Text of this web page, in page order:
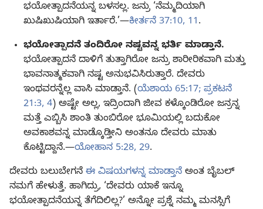
ಭಯೋತ್ಪಾದನೆಯನ್ನ ಬಳಸಲ್ಲ. ಜನ್ರು ‘ನೆಮ್ಮದಿಯಾಗಿ
ಖುಷಿಖುಷಿಯಾಗಿ ಇರ್ತಾರೆ.’—ಕೀರ್ತನೆ 37:10, 11.
ಭಯೋತ್ಪಾದನೆ ತಂದಿರೋ ನಷ್ಟವನ್ನ ಭರ್ತಿ ಮಾಡ್ತಾನೆ.
ಭಯೋತ್ಪಾದನೆ ದಾಳಿಗೆ ತುತ್ತಾಗಿರೋ ಜನ್ರು ಶಾರೀರಿಕವಾಗಿ ಮತ್ತು
ಭಾವನಾತ್ಮಕವಾಗಿ ನಷ್ಟ ಅನುಭವಿಸಿರುತ್ತಾರೆ. ದೇವರು
ಇಂಥವರನ್ನೆಲ್ಲ ವಾಸಿ ಮಾಡ್ತಾನೆ. (ಯೆಶಾಯ 65:17; ಪ್ರಕಟನೆ
21:3, 4) ಅಷ್ಟೇ ಅಲ್ಲ, ಇದ್ರಿಂದಾಗಿ ಜೀವ ಕಳ್ಕೊಂಡಿರೋ ಜನ್ರನ್ನ
ಮತ್ತೆ ಎಬ್ಬಿಸಿ ಶಾಂತಿ ತುಂಬಿರೋ ಭೂಮಿಯಲ್ಲಿ ಬದುಕೋ
ಅವಕಾಶವನ್ನ ಮಾಡ್ಕೊಡ್ತೀನಿ ಅಂತನೂ ದೇವರು ಮಾತು
ಕೊಟ್ಟಿದ್ದಾನೆ.—ಯೋಹಾನ 5:28, 29.
ದೇವರು ಬಲುಬೇಗನೆ ಈ ವಿಷಯಗಳನ್ನ ಮಾಡ್ತಾನೆ ಅಂತ ಬೈಬಲ್‌
ನಮಗೆ ಹೇಳುತ್ತೆ. ಹಾಗಿದ್ರು, ‘ದೇವರು ಯಾಕೆ ಇನ್ನೂ
ಭಯೋತ್ಪಾದನೆಯನ್ನ ತೆಗೆದಿಲಿಲ್ಲ?’ ಅನ್ನೋ ಪ್ರಶ್ನೆ ನಮ್ಮ ಮನಸ್ಸಿಗೆ